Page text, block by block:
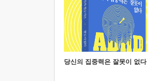
당신의 집중력은 잘못이 없다